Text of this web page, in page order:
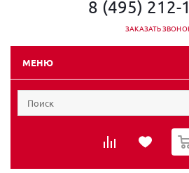
8 (495) 212-
ЗАКАЗАТЬ
МЕНЮ